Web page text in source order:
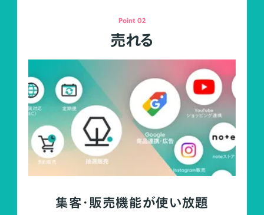
Point 02
売れる
集客・販売機能が使い放題